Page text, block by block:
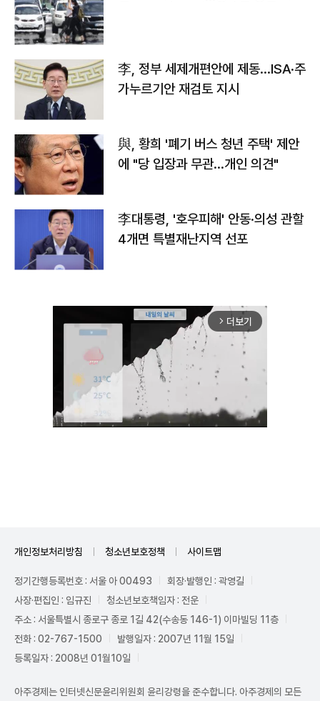
李, 정부 세제개편안에 제동…ISA·주
가누르기안 재검토 지시
與, 황희 '폐기 버스 청년 주택' 제안
에 "당 입장과 무관…개인 의견"
李대통령, '호우피해' 안동·의성 관할
4개면 특별재난지역 선포
arrow_forward_ios 더보기
개인정보처리방침 청소년보호정책 사이트맵
정기간행등록번호 : 서울 아 00493
회장·발행인 : 곽영길
사장·편집인 : 임규진
청소년보호책임자 : 전운
주소 : 서울특별시 종로구 종로 1길 42(수송동 146-1) 이마빌딩 11층
전화 : 02-767-1500
발행일자 : 2007년 11월 15일
등록일자 : 2008년 01월10일
아주경제는 인터넷신문윤리위원회 윤리강령을 준수합니다. 아주경제의 모든